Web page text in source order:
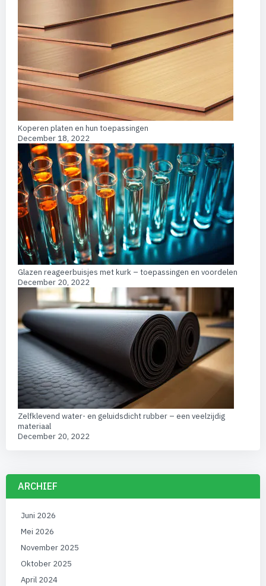
Koperen platen en hun toepassingen
December 18, 2022
Glazen reageerbuisjes met kurk – toepassingen en voordelen
December 20, 2022
Zelfklevend water- en geluidsdicht rubber – een veelzijdig
materiaal
December 20, 2022
ARCHIEF
Juni 2026
Mei 2026
November 2025
Oktober 2025
April 2024